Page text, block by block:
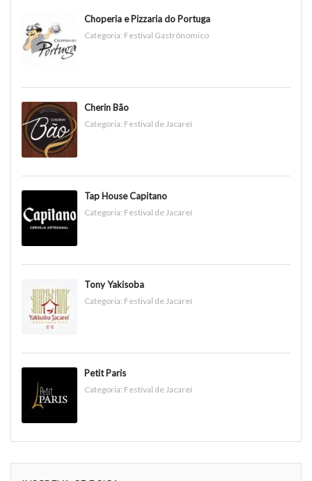
Choperia e Pizzaria do Portuga
Categoria: Festival Gastrônomico
Cherin Bão
Categoria: Festival de Jacareí
Tap House Capitano
Categoria: Festival de Jacareí
Tony Yakisoba
Categoria: Festival de Jacareí
Petit Paris
Categoria: Festival de Jacareí